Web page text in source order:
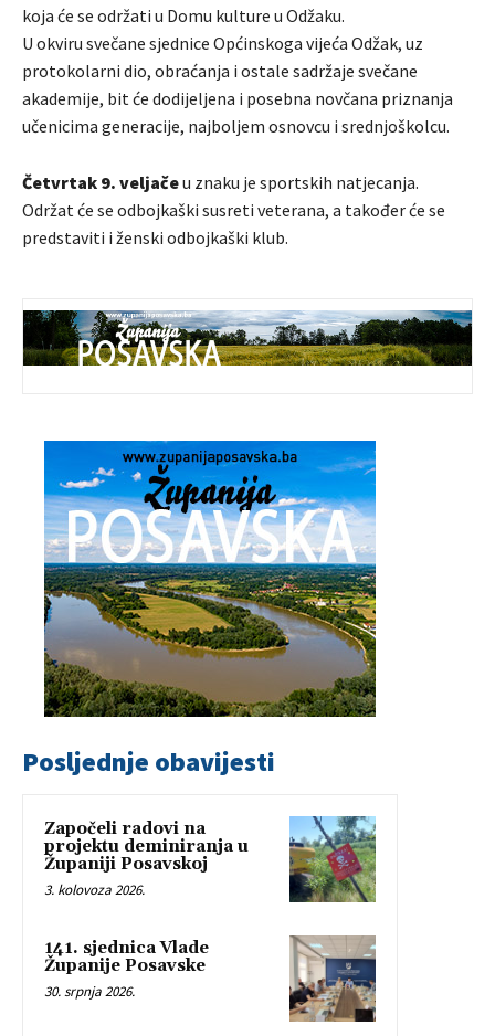
koja će se održati u Domu kulture u Odžaku.
U okviru svečane sjednice Općinskoga vijeća Odžak, uz
protokolarni dio, obraćanja i ostale sadržaje svečane
akademije, bit će dodijeljena i posebna novčana priznanja
učenicima generacije, najboljem osnovcu i srednjoškolcu.
Četvrtak 9. veljačeu znaku je sportskih natjecanja.
Održat će se odbojkaški susreti veterana, a također će se
predstaviti i ženski odbojkaški klub.
Posljednje obavijesti
Započeli radovi na
projektu deminiranja u
Županiji Posavskoj
3. kolovoza 2026.
141. sjednica Vlade
Županije Posavske
30. srpnja 2026.